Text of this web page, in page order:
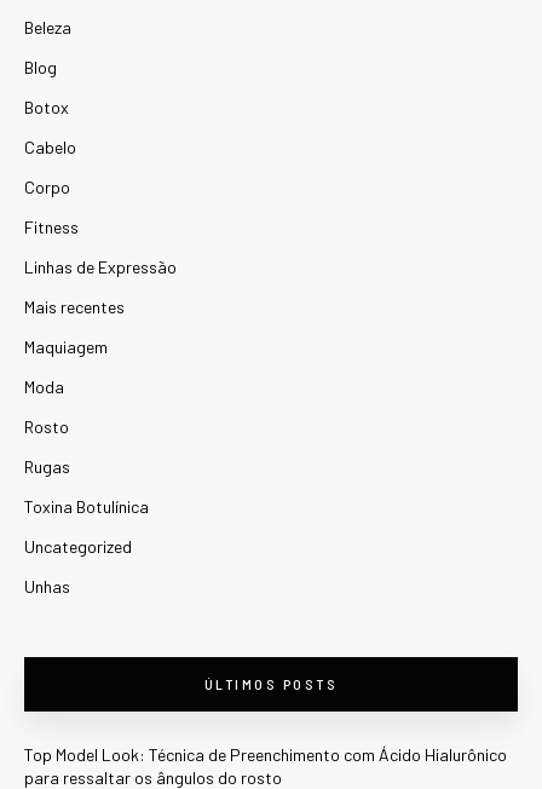
Beleza
Blog
Botox
Cabelo
Corpo
Fitness
Linhas de Expressão
Mais recentes
Maquiagem
Moda
Rosto
Rugas
Toxina Botulínica
Uncategorized
Unhas
ÚLTIMOS POSTS
Top Model Look: Técnica de Preenchimento com Ácido Hialurônico
para ressaltar os ângulos do rosto